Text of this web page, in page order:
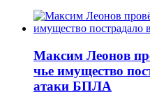
Максим Леонов
чье имущество
атаки БПЛА